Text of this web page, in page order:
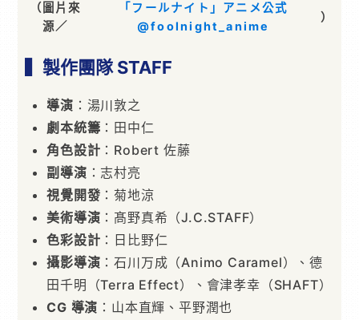
（圖片來
源／
「フールナイト」アニメ公式
@foolnight_anime
）
▍製作團隊 STAFF
導演 ：湯川敦之
劇本統籌 ：田中仁
角色設計 ：Robert 佐藤
副導演 ：志村亮
視覺開發 ：菊地涼
美術導演 ：髙野真希（J.C.STAFF）
色彩設計 ：日比野仁
攝影導演 ：石川万成（Animo Caramel）、德
田千明（Terra Effect）、會津孝幸（SHAFT）
CG 導演 ：山本直輝、平野潤也